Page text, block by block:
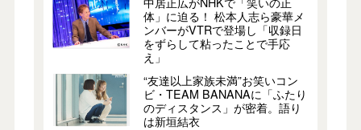
体」に迫る！ 松本人志ら豪華メ
ンバーがVTRで登場し「収録日
をずらして粘ったことで手応
え」
“友達以上家族未満”お笑いコン
ビ・TEAM BANANAに「ふたり
のディスタンス」が密着。語り
は新垣結衣